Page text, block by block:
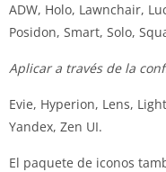
ADW, Holo, Lawnchair,
Posidon, Smart, Solo,
Aplicar a través de la
Evie, Hyperion, Lens,
Yandex, Zen UI.
El paquete de iconos